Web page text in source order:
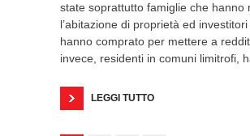
state soprattutto famiglie che hanno
l’abitazione di proprietà ed
hanno comprato per mettere a
invece, residenti in comuni limitrofi,
LEGGI TUTTO